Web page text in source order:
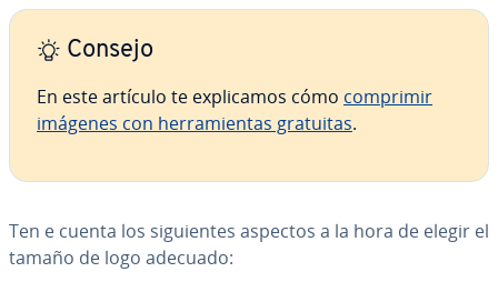
Consejo
En este artículo te ex­pli­ca­mos cómo comprimir
imágenes con he­rra­mie­n­tas gratuitas.
Ten e cuenta los si­guie­n­tes aspectos a la hora de elegir el
tamaño de logo adecuado: